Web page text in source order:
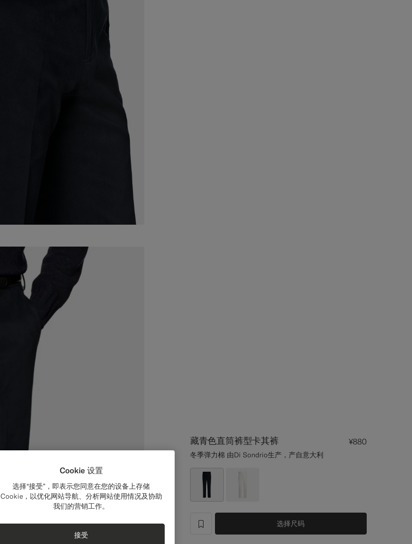
藏青色直筒裤型卡其裤 ¥880
冬季弹力棉 由Di Sondrio生产，产自意大利
label.header.wishlist
选择尺码
Cookie 设置
选择“接受”，即表示您同意在您的设备上存储
Cookie，以优化网站导航、分析网站使用情况及协助
我们的营销工作。
接受